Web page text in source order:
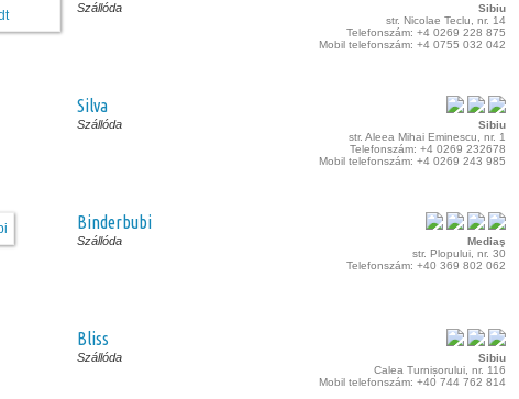
Sibiu
str. Nicolae Teclu, nr. 14
Telefonszám: +4 0269 228 875
Mobil telefonszám: +4 0755 032 042
Szállóda
Silva
Sibiu
str. Aleea Mihai Eminescu, nr. 1
Telefonszám: +4 0269 232678
Mobil telefonszám: +4 0269 243 985
Szállóda
Binderbubi
Mediaş
str. Plopului, nr. 30
Telefonszám: +40 369 802 062
Szállóda
Bliss
Sibiu
Calea Turnișorului, nr. 116
Mobil telefonszám: +40 744 762 814
Szállóda